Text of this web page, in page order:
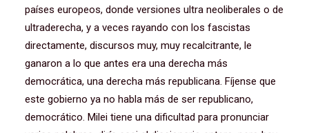
países europeos, donde versiones ultra neoliberales o de
ultraderecha, y a veces rayando con los fascistas
directamente, discursos muy, muy recalcitrante, le
ganaron a lo que antes era una derecha más
democrática, una derecha más republicana. Fíjense que
este gobierno ya no habla más de ser republicano,
democrático. Milei tiene una dificultad para pronunciar